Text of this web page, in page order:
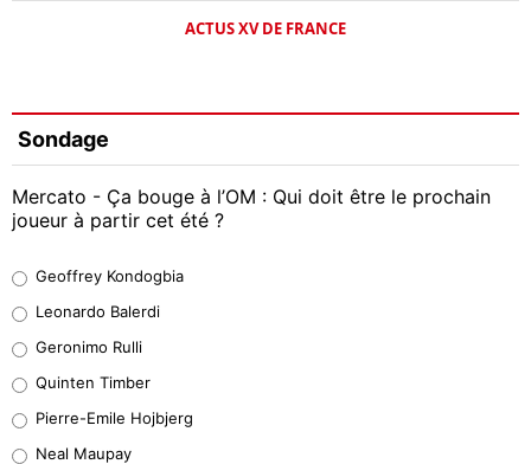
ACTUS XV DE FRANCE
Sondage
Mercato - Ça bouge à l’OM : Qui doit être le prochain
joueur à partir cet été ?
38%
32%
5%
Geoffrey Kondogbia
Leonardo Balerdi
Geronimo Rulli
Quinten Timber
Pierre-Emile Hojbjerg
Neal Maupay